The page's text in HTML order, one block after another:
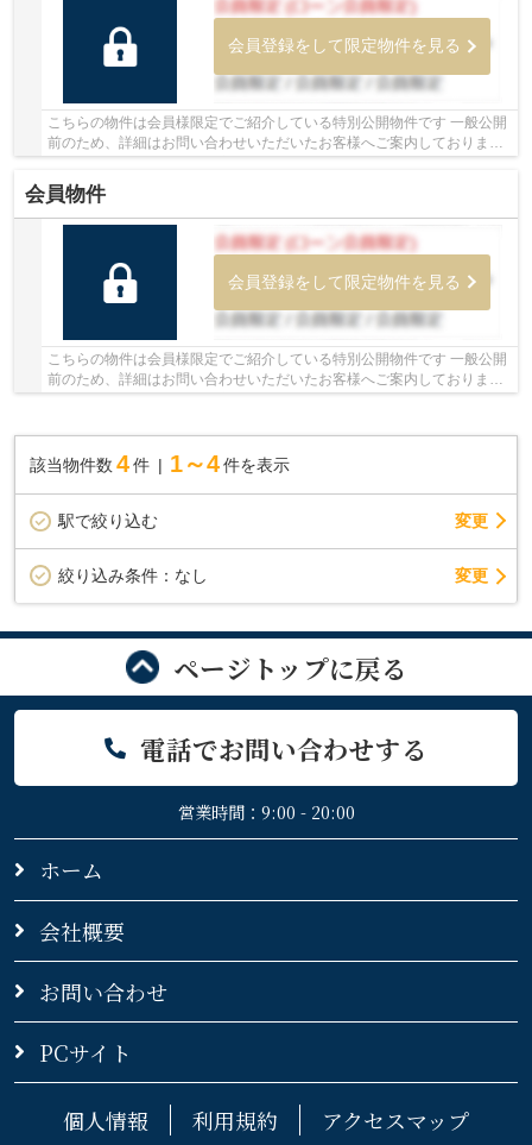
会員登録をして限定物件を見る
こちらの物件は会員様限定でご紹介している特別公開物件です 一般公開
前のため、詳細はお問い合わせいただいたお客様へご案内しております
会員物件
会員登録をして限定物件を見る
こちらの物件は会員様限定でご紹介している特別公開物件です 一般公開
前のため、詳細はお問い合わせいただいたお客様へご案内しております
該当物件数 4件 1～4 件を表示
駅で絞り込む 変更
絞り込み条件： なし 変更
ページトップに戻る
電話でお問い合わせする
営業時間：9:00 - 20:00
ホーム
会社概要
お問い合わせ
PCサイト
個人情報 利用規約 アクセスマップ